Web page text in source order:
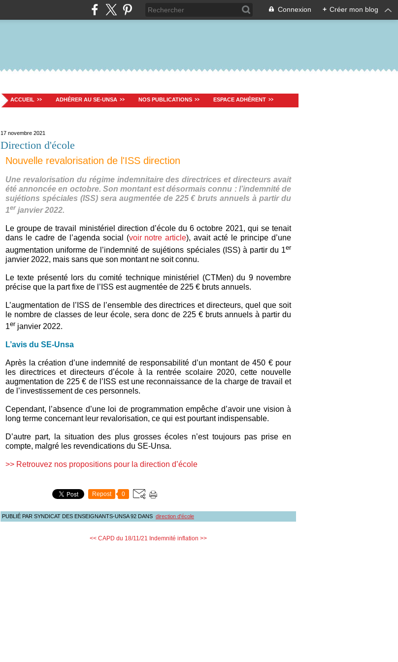
Connexion + Créer mon blog
ACCUEIL ADHÉRER AU SE-UNSA NOS PUBLICATIONS ESPACE ADHÉRENT
17 novembre 2021
Direction d'école
Nouvelle revalorisation de l'ISS direction
Une revalorisation du régime indemnitaire des directrices et directeurs avait
été annoncée en octobre. Son montant est désormais connu : l’indemnité de
sujétions spéciales (ISS) sera augmentée de 225 € bruts annuels à partir du
1erjanvier 2022.
Le groupe de travail ministériel direction d’école du 6 octobre 2021, qui se tenait
dans le cadre de l’agenda social (voir notre article), avait acté le principe d’une
augmentation uniforme de l’indemnité de sujétions spéciales (ISS) à partir du 1er
janvier 2022, mais sans que son montant ne soit connu.
Le texte présenté lors du comité technique ministériel (CTMen) du 9 novembre
précise que la part fixe de l’ISS est augmentée de 225 € bruts annuels.
L’augmentation de l’ISS de l’ensemble des directrices et directeurs, quel que soit
le nombre de classes de leur école, sera donc de 225 € bruts annuels à partir du
1er janvier 2022.
L’avis du SE-Unsa
Après la création d’une indemnité de responsabilité d’un montant de 450 € pour
les directrices et directeurs d’école à la rentrée scolaire 2020, cette nouvelle
augmentation de 225 € de l’ISS est une reconnaissance de la charge de travail et
de l’investissement de ces personnels.
Cependant, l’absence d’une loi de programmation empêche d’avoir une vision à
long terme concernant leur revalorisation, ce qui est pourtant indispensable.
D’autre part, la situation des plus grosses écoles n’est toujours pas prise en
compte, malgré les revendications du SE-Unsa.
>> Retrouvez nos propositions pour la direction d’école
Repost 0
PUBLIÉ PAR SYNDICAT DES ENSEIGNANTS-UNSA 92 DANS direction d'école
<< CAPD du 18/11/21 Indemnité inflation >>